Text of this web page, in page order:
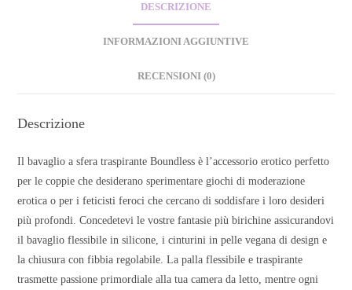
DESCRIZIONE
INFORMAZIONI AGGIUNTIVE
RECENSIONI (0)
Descrizione
Il bavaglio a sfera traspirante Boundless è l’accessorio erotico perfetto
per le coppie che desiderano sperimentare giochi di moderazione
erotica o per i feticisti feroci che cercano di soddisfare i loro desideri
più profondi. Concedetevi le vostre fantasie più birichine assicurandovi
il bavaglio flessibile in silicone, i cinturini in pelle vegana di design e
la chiusura con fibbia regolabile. La palla flessibile e traspirante
trasmette passione primordiale alla tua camera da letto, mentre ogni